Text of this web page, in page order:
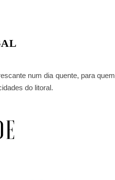
num dia quente, para quem
do litoral.